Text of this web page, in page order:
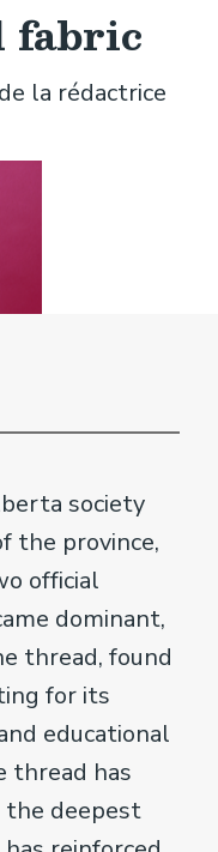
fabric
la rédactrice
society
the province,
official
dominant,
thread, found
for its
educational
thread has
deepest